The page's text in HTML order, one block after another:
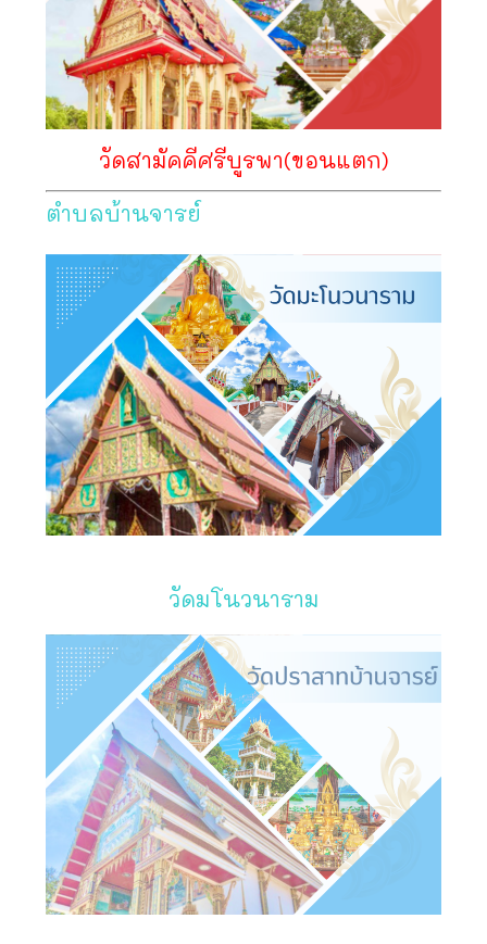
วัดสามัคคีศรีบูรพา(ขอนแตก)
ตำบลบ้านจารย์
วัดมโนวนาราม